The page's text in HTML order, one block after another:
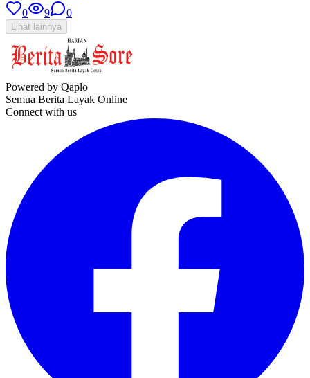
0
9 0
Lihat lainnya
Powered by Qaplo
Semua Berita Layak Online
Connect with us